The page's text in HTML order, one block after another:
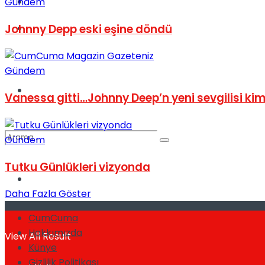
Podcast
No Result
View All Result
Johnny Depp eski eşine döndü
Gündem
Vanessa gitti…Johnny Deep’n yeni sevgilisi
Gündem
Tutku Günlükleri vizyonda
Daha Fazla Göster
CumCuma
Hakkımızda
Künye